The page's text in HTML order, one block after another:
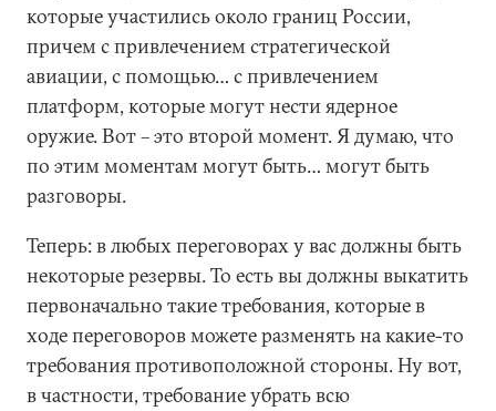
которые участились около границ России,
причем с привлечением стратегической
авиации, с помощью… с привлечением
платформ, которые могут нести ядерное
оружие. Вот – это второй момент. Я думаю, что
по этим моментам могут быть… могут быть
разговоры.
Теперь: в любых переговорах у вас должны быть
некоторые резервы. То есть вы должны выкатить
первоначально такие требования, которые в
ходе переговоров можете разменять на какие-то
требования противоположной стороны. Ну вот,
в частности, требование убрать всю